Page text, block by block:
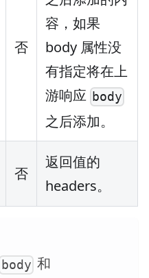
否
容，如果
body 属性没
有指定将在上
游响应 body
之后添加。
否
返回值的
headers。
body和